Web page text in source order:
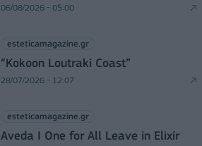
06/08/2026 - 05:00
esteticamagazine.gr
“Kokoon Loutraki Coast”
28/07/2026 - 12:07
esteticamagazine.gr
Aveda I One for All Leave in Elixir